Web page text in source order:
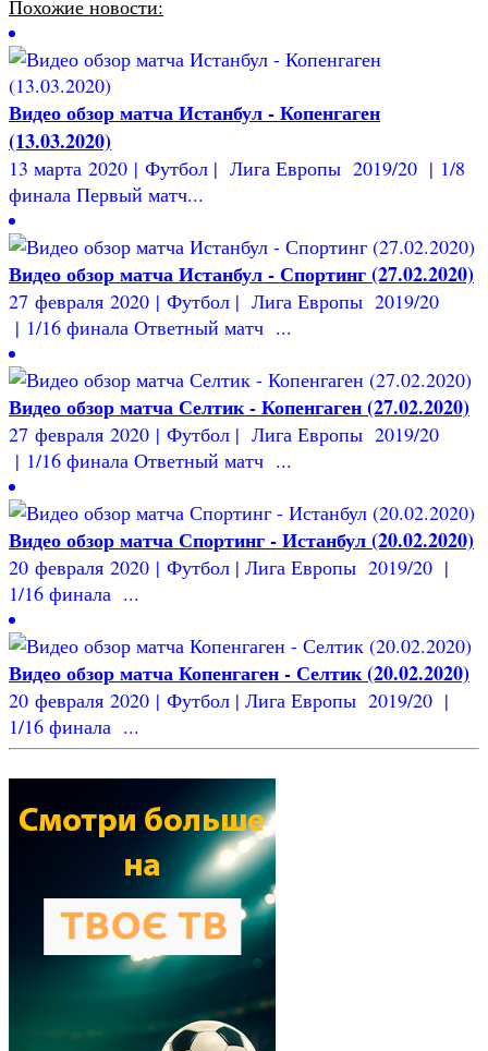
Похожие новости:
Видео обзор матча Истанбул - Копенгаген
(13.03.2020)
13 марта 2020 | Футбол | Лига Европы 2019/20 | 1/8
финала Первый матч...
Видео обзор матча Истанбул - Спортинг (27.02.2020)
27 февраля 2020 | Футбол | Лига Европы 2019/20
| 1/16 финала Ответный матч ...
Видео обзор матча Селтик - Копенгаген (27.02.2020)
27 февраля 2020 | Футбол | Лига Европы 2019/20
| 1/16 финала Ответный матч ...
Видео обзор матча Спортинг - Истанбул (20.02.2020)
20 февраля 2020 | Футбол | Лига Европы 2019/20 |
1/16 финала ...
Видео обзор матча Копенгаген - Селтик (20.02.2020)
20 февраля 2020 | Футбол | Лига Европы 2019/20 |
1/16 финала ...